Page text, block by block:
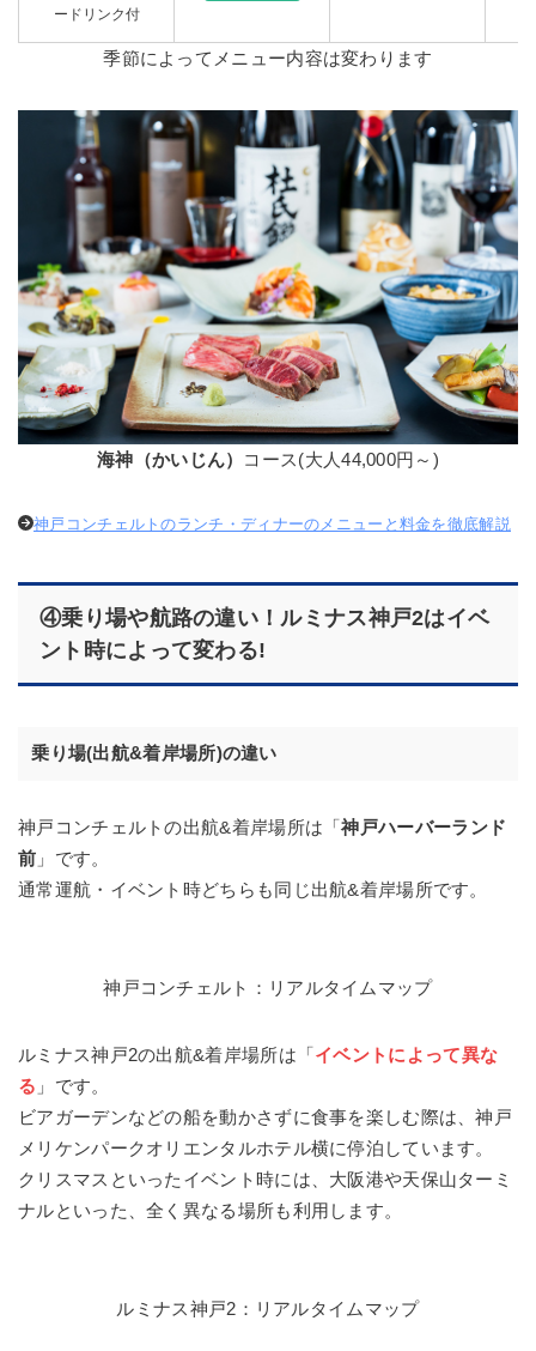
ードリンク付
季節によってメニュー内容は変わります
海神（かいじん） コース(大人44,000円～)
神戸コンチェルトのランチ・ディナーのメニューと料金を徹底解説
④乗り場や航路の違い！ルミナス神戸2はイベ
ント時によって変わる!
乗り場(出航&着岸場所)の違い
神戸コンチェルトの出航&着岸場所は「神戸ハーバーランド
前 」です。
通常運航・イベント時どちらも同じ出航&着岸場所です。
神戸コンチェルト：リアルタイムマップ
ルミナス神戸2の出航&着岸場所は「イベントによって異な
る 」です。
ビアガーデンなどの船を動かさずに食事を楽しむ際は、神戸
メリケンパークオリエンタルホテル横に停泊しています。
クリスマスといったイベント時には、大阪港や天保山ターミ
ナルといった、全く異なる場所も利用します。
ルミナス神戸2：リアルタイムマップ